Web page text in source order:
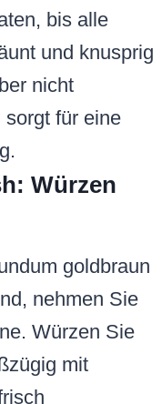
bis alle
und knusprig
nicht
sorgt für eine
Würzen
goldbraun
nehmen Sie
Würzen Sie
mit